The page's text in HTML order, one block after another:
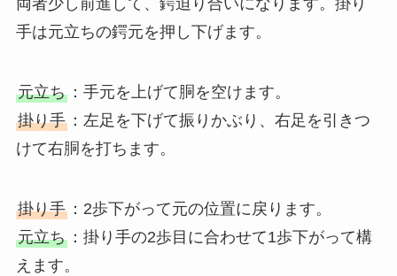
両者少し前進して、鍔迫り合いになります。掛り
手は元立ちの鍔元を押し下げます。
元立ち：手元を上げて胴を空けます。
掛り手：左足を下げて振りかぶり、右足を引きつ
けて右胴を打ちます。
掛り手：2歩下がって元の位置に戻ります。
元立ち：掛り手の2歩目に合わせて1歩下がって構
えます。